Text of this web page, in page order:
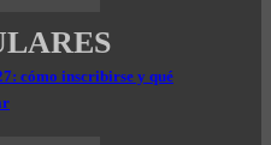
cómo inscribirse y qué